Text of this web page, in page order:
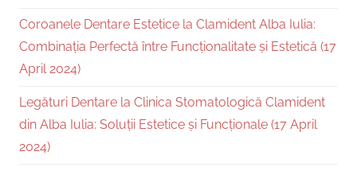
Coroanele Dentare Estetice la Clamident Alba Iulia:
Combinația Perfectă între Funcționalitate și Estetică (17
April 2024)
Legături Dentare la Clinica Stomatologică Clamident
din Alba Iulia: Soluții Estetice și Funcționale (17 April
2024)